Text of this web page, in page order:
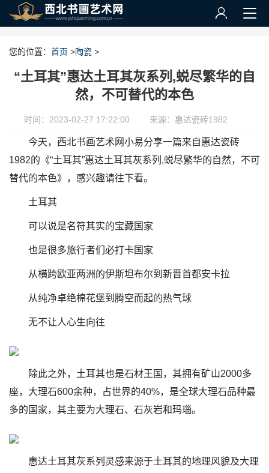
您的位置： 首页 >陶瓷 >
“土耳其”惠达土耳其灰系列,蜕尽繁华的自
然，不可替代的本色
时间：2023-02-27 17:22:00 来源：惠达瓷砖1982
今天，西北书画艺术网小易分享一篇来自惠达瓷砖
1982的《“土耳其”惠达土耳其灰系列,蜕尽繁华的自然，不可
替代的本色》，感兴趣请往下看。
土耳其
可以说是名符其实的宝藏国家
也是很多旅行者们必打卡国家
从横跨欧亚两洲的伊斯坦布尔到新晋首都安卡拉
从纯净卓绝棉花堡到腾空而起的热气球
无不让人心生向往
除此之外，土耳其也是石材王国，其拥有矿山2000多
座，大理石600余种，占世界的40%，是全球大理石品种最
多的国家，其主要为大理石、石灰岩和玛瑙。
惠达土耳其灰系列灵感来源于土耳其的地理风貌及大理